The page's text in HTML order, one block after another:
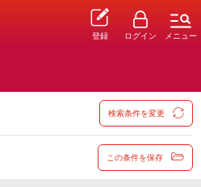
登録 ログイン メニュー
検索条件を変更
この条件を保存